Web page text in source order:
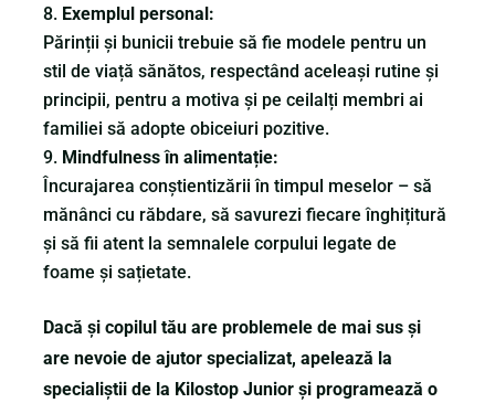
Exemplul personal:
Părinții și bunicii trebuie să fie modele pentru un
stil de viață sănătos, respectând aceleași rutine și
principii, pentru a motiva și pe ceilalți membri ai
familiei să adopte obiceiuri pozitive.
Mindfulness în alimentație:
Încurajarea conștientizării în timpul meselor – să
mănânci cu răbdare, să savurezi fiecare înghițitură
și să fii atent la semnalele corpului legate de
foame și sațietate.
Dacă și copilul tău are problemele de mai sus și
are nevoie de ajutor specializat, apelează la
specialiștii de la Kilostop Junior și programează o